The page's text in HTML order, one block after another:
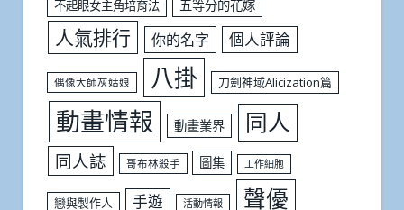
不起眼女主角培育法 五等分的花嫁
人氣排行 你的名字 個人評論
偶像大師灰姑娘 八掛 刀劍神域Alicization篇
動畫情報 動畫業界 同人
同人誌 哥布林殺手 圖集 工作細胞
戀與製作人 手遊 活動情報 聲優